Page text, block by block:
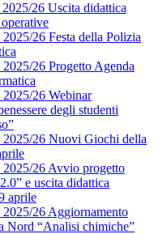
26 Uscita didattica
26 Festa della Polizia
26 Progetto Agenda
2025/26 Webinar
degli studenti
2025/26 Nuovi Giochi della
2025/26 Avvio progetto
e uscita didattica
aprile
2025/26 Aggiornamento
Nord “Analisi chimiche”